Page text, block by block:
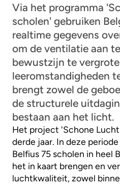
Via het programma
scholen' gebruiken
realtime gegevens
om de ventilatie aan
bewustzijn te
leeromstandigheden
brengt zowel de
de structurele
bestaan aan het licht.
Het project 'Schone
derde jaar. In deze
Belfius 75 scholen in heel
het in kaart brengen en
luchtkwaliteit, zowel